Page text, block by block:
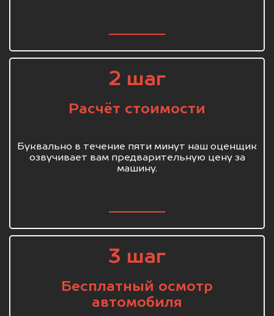
2 шаг
Расчёт стоимости
Буквально в течение пяти минут наш оценщик
озвучивает вам предварительную цену за
машину.
3 шаг
Бесплатный осмотр
автомобиля